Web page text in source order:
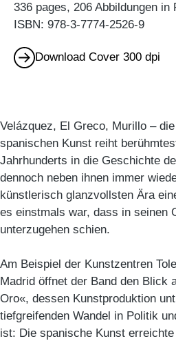
336 pages, 206 Abbildungen in
ISBN: 978-3-7774-2526-9
Download Cover 300 dpi
Velázquez, El Greco, Murillo –
spanischen Kunst reiht
Jahrhunderts in die Geschichte
dennoch neben ihnen immer
künstlerisch glanzvollsten Ära
es einstmals war, dass in seinen
unterzugehen schien.
Am Beispiel der Kunstzentren
Madrid öffnet der Band den Blick
Oro«, dessen Kunstproduktion
tiefgreifenden Wandel in Politik
ist: Die spanische Kunst